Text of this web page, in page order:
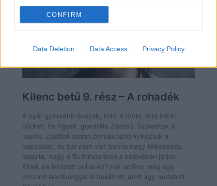
CONFIRM
Data Deletion Data Access Privacy Policy